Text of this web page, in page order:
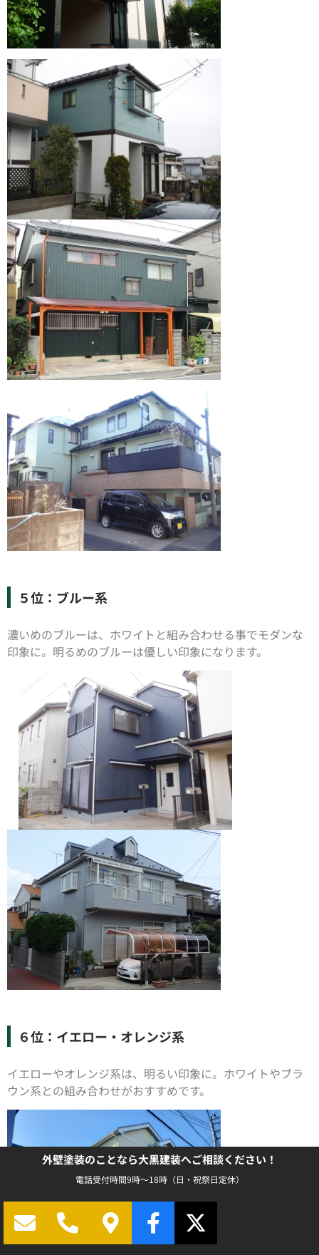
５位：ブルー系
濃いめのブルーは、ホワイトと組み合わせる事でモダンな
印象に。明るめのブルーは優しい印象になります。
６位：イエロー・オレンジ系
イエローやオレンジ系は、明るい印象に。ホワイトやブラ
ウン系との組み合わせがおすすめです。
外壁塗装のことなら大黒建装へご相談ください！
電話受付時間9時～18時（日・祝祭日定休）